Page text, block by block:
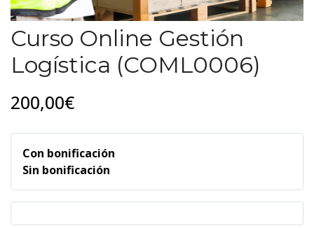
Curso Online Gestión
Logística (COML0006)
200,00€
Con bonificación
Sin bonificación